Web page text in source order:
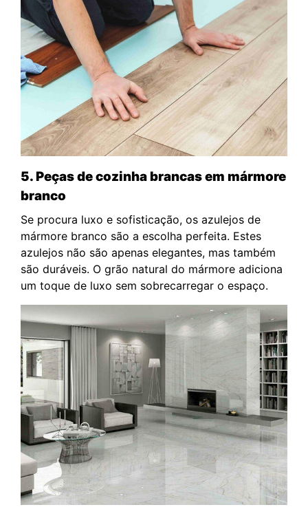
5. Peças de cozinha brancas em mármore
branco
Se procura luxo e sofisticação, os azulejos de
mármore branco são a escolha perfeita. Estes
azulejos não são apenas elegantes, mas também
são duráveis. O grão natural do mármore adiciona
um toque de luxo sem sobrecarregar o espaço.